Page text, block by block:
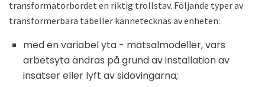
transformatorbordet en riktig trollstav. Följande typer av
transformerbara tabeller kännetecknas av enheten:
med en variabel yta - matsalmodeller, vars
arbetsyta ändras på grund av installation av
insatser eller lyft av sidovingarna;